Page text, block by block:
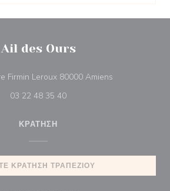
Ail des Ours
Firmin Leroux 80000 Amiens((ανοίγει σε
03 22 48 35 40
ΚΡΆΤΗΣΗ
ΚΡΆΤΗΣΗ ΤΡΑΠΕΖΙΟΎ